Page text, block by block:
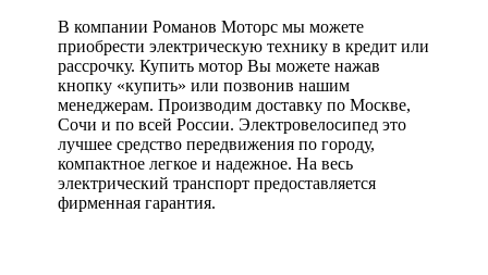
В компании Романов Моторс мы можете
приобрести электрическую технику в кредит или
рассрочку. Купить мотор Вы можете нажав
кнопку «купить» или позвонив нашим
менеджерам. Производим доставку по Москве,
Сочи и по всей России. Электровелосипед это
лучшее средство передвижения по городу,
компактное легкое и надежное. На весь
электрический транспорт предоставляется
фирменная гарантия.